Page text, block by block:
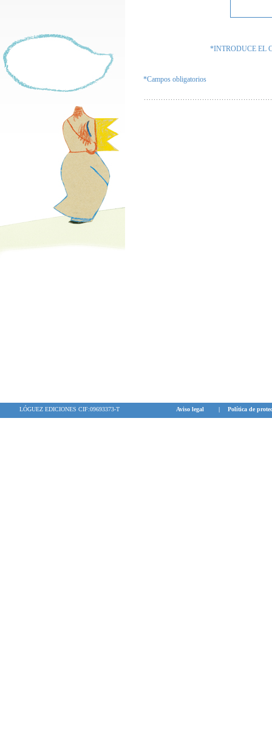
*INTRODUCE EL
*Campos obligatorios
LÓGUEZ EDICIONES CIF:09693373-T Aviso legal | Política de